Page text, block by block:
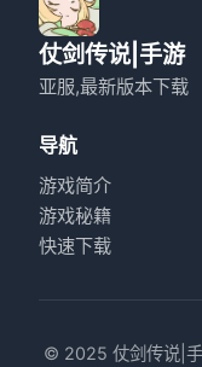
仗剑传说|手游
亚服,最新版本下载
导航
游戏简介
游戏秘籍
快速下载
© 2025 仗剑传说|